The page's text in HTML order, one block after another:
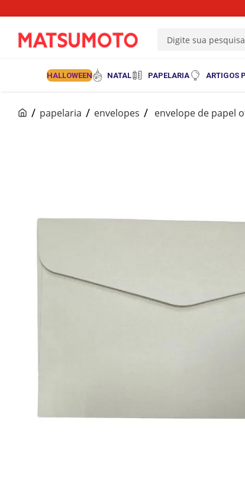
HALLOWEEN NATAL PAPELARIA ARTIGOS
papelaria envelopes envelope de papel